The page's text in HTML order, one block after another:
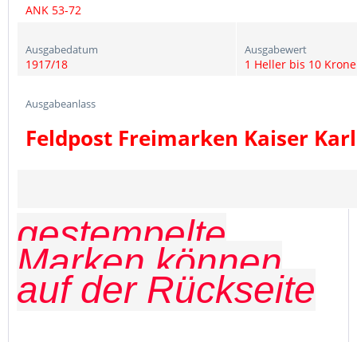
ANK 53-72
Ausgabedatum
1917/18
Ausgabewert
1 Heller bis 10
Ausgabeanlass
Feldpost Freimarken Kaiser
gestempelte
Marken können
auf der Rückseite